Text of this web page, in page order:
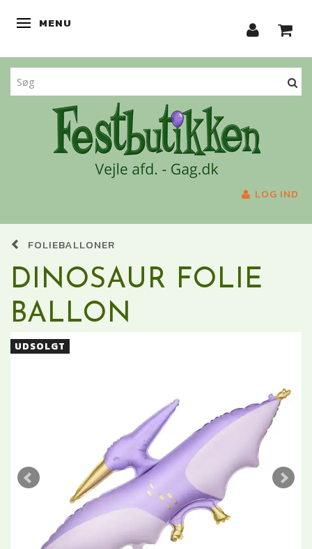
SKIFTE NAVIGATION
MENU
LOG IND
FOLIEBALLONER
DINOSAUR FOLIE
BALLON
UDSOLGT